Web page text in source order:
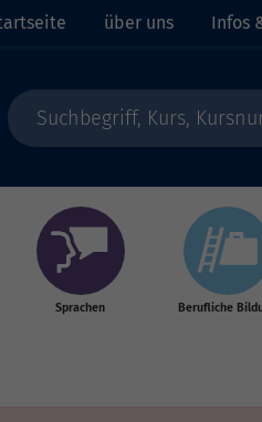
über uns Infos
Sprachen Berufliche